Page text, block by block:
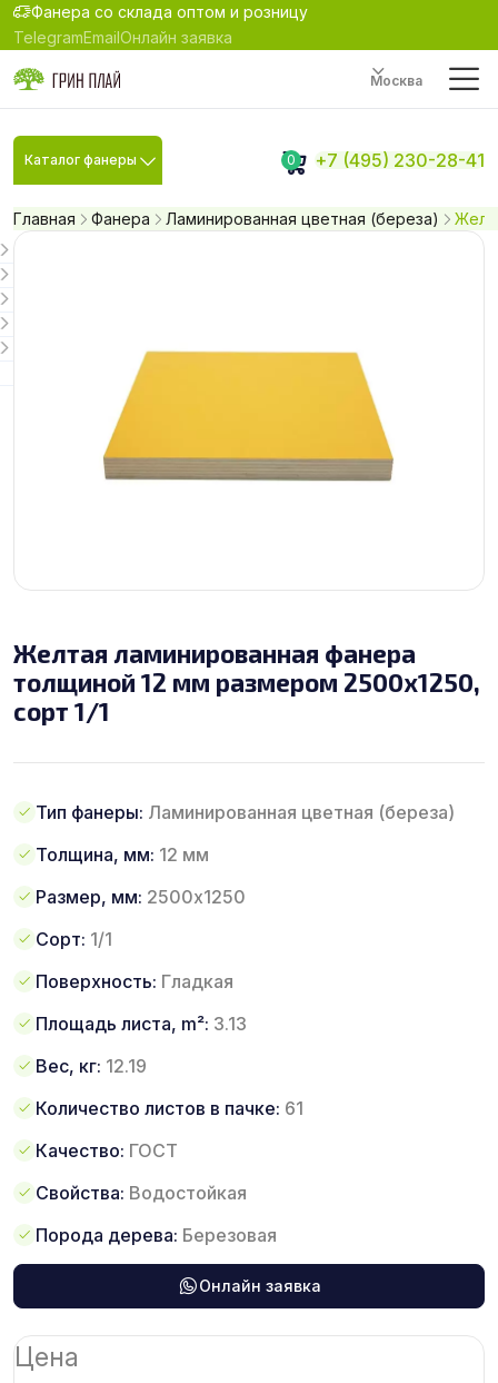
Фанера со склада оптом и розницу
TelegramEmailОнлайн заявка
Москва
Каталог фанеры 0 +7 (495) 230-28-41
Главная Фанера Ламинированная цветная (береза)
Желтая ламинированная фанера
толщиной 12 мм размером 2500х1250,
сорт 1/1
Тип фанеры: Ламинированная цветная (береза)
Толщина, мм: 12 мм
Размер, мм: 2500х1250
Сорт: 1/1
Поверхность: Гладкая
Площадь листа, m²: 3.13
Вес, кг: 12.19
Количество листов в пачке: 61
Качество: ГОСТ
Свойства: Водостойкая
Порода дерева: Березовая
Онлайн заявка
Цена